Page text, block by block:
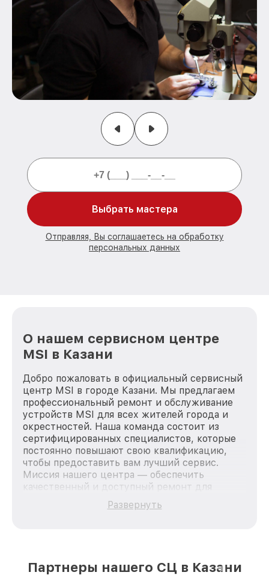
Выбрать мастера
Отправляя, Вы соглашаетесь на обработку
персональных данных
О нашем сервисном центре
MSI в Казани
Добро пожаловать в официальный сервисный
центр MSI в городе Казани. Мы предлагаем
профессиональный ремонт и обслуживание
устройств MSI для всех жителей города и
окрестностей. Наша команда состоит из
сертифицированных специалистов, которые
постоянно повышают свою квалификацию,
чтобы предоставить вам лучший сервис.
Миссия нашего центра — обеспечить
качественный и доступный ремонт для
каждого пользователя продукции MSI, вне
зависимости от сложности поломки. Мы
Казани, постоянно повышая уровень доверия
Развернуть
Партнеры нашего СЦ в Казани